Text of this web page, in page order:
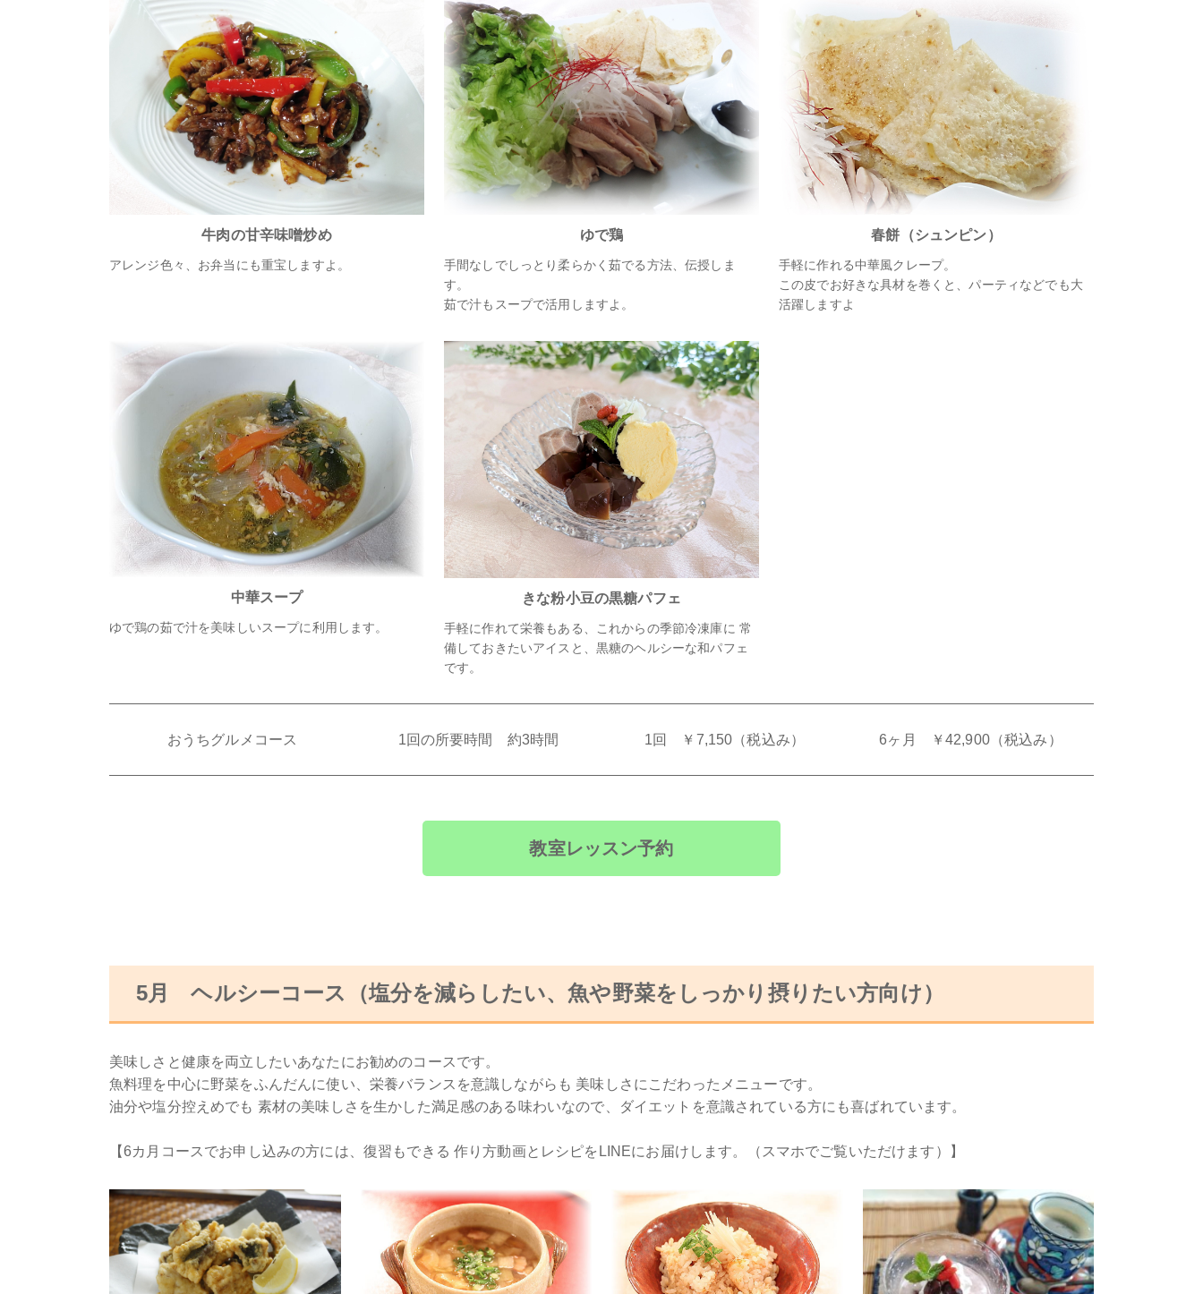
牛肉の甘辛味噌炒め
アレンジ色々、お弁当にも重宝しますよ。
ゆで鶏
手間なしでしっとり柔らかく茹でる方法、伝授しま
す。
茹で汁もスープで活用しますよ。
春餅（シュンピン）
手軽に作れる中華風クレープ。
この皮でお好きな具材を巻くと、パーティなどでも大
活躍しますよ
中華スープ
ゆで鶏の茹で汁を美味しいスープに利用します。
きな粉小豆の黒糖パフェ
手軽に作れて栄養もある、これからの季節冷凍庫に 常
備しておきたいアイスと、黒糖のヘルシーな和パフェ
です。
おうちグルメコース 1回の所要時間 約3時間 1回 ￥7,150（税込み） 6ヶ月 ￥42,900（税込み）
教室レッスン予約
5月 ヘルシーコース（塩分を減らしたい、魚や野菜をしっかり摂りたい方向け）
美味しさと健康を両立したいあなたにお勧めのコースです。
魚料理を中心に野菜をふんだんに使い、栄養バランスを意識しながらも 美味しさにこだわったメニューです。
油分や塩分控えめでも 素材の美味しさを生かした満足感のある味わいなので、ダイエットを意識されている方にも喜ばれています。
【6カ月コースでお申し込みの方には、復習もできる 作り方動画とレシピをLINEにお届けします。（スマホでご覧いただけます）】